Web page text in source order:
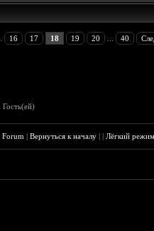
16 17 18 19 20 40
Гость(ей)
Forum |Вернуться к началу ||Лёгкий